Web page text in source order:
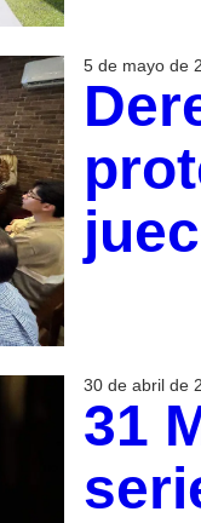
5 de mayo de
30 de abril de
31